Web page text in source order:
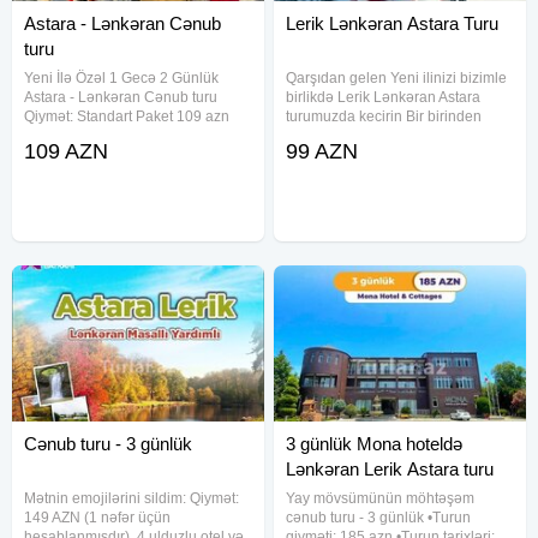
dəqiqələr
Diqqət(Özünüzlə dağ ve düzənlik üçün əlavə geyim
Bakıya çatma: 20:00-21:00
Astara - Lənkəran Cənub
turu
Yeni İlə Özəl 1 Gecə 2 Günlük
Astara - Lənkəran Cənub turu
Qiymət: Standart Paket 109 azn
Tarix: 31-1 və 1-2 Yanvar —
109 AZN
Lerik Lənkəran Astara Turu
Qarşıdan gelen Yeni ilinizi bizimle
birlikdə Lerik Lənkəran Astara
turumuzda kecirin Bir birinden
ekskursiyalarimizla ferqlenen bu
99 AZN
Cənub turu - 3 günlük
Mətnin emojilərini sildim: Qiymət:
149 AZN (1 nəfər üçün
3 günlük Mona hoteldə
Lənkəran Lerik Astara turu
Yay mövsümünün möhtəşəm
cənub turu - 3 günlük •Turun